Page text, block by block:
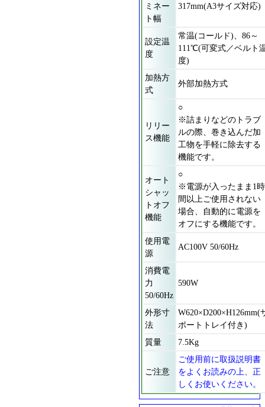
ミネー
ト幅
317mm(A3サイズ対応)
設定温
度
常温(コールド)、86～
111℃(可変式／ベルト
度)
加熱方
式
外部加熱方式
リリー
ス機能
○
※詰まりなどのトラブ
ルの際、巻き込んだ加
工物を手軽に除去する
機能です。
オート
シャッ
トオフ
機能
○
※電源が入ったまま1時
間以上ご使用されない
場合、自動的に電源を
オフにする機能です。
使用電
源
AC100V 50/60Hz
消費電
力
50/60Hz
590W
外形寸
法
W620×D200×H126mm(
ポートトレイ付き)
質量
7.5Kg
ご注意
ご使用前に取扱説明書
をよくお読みの上、正
しくお使いください。